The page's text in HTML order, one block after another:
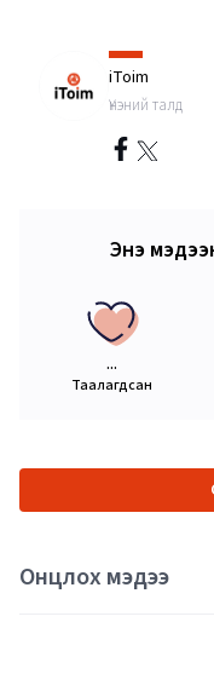
iToim
Үнэний талд
Энэ
...
Таалагдсан
Онцлох мэдээ